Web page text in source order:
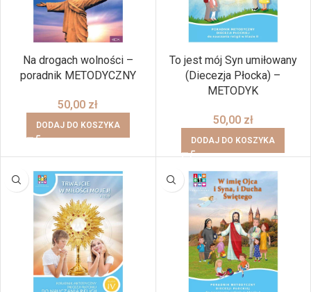
Na drogach wolności –
poradnik METODYCZNY
50,00 zł
DODAJ DO KOSZYKA
To jest mój Syn umiłowany
(Diecezja Płocka) –
METODYK
50,00 zł
DODAJ DO KOSZYKA